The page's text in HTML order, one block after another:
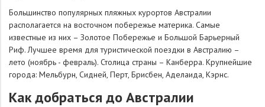
Большинство популярных пляжных курортов Австралии
располагается на восточном побережье материка. Самые
известные из них – Золотое Побережье и Большой Барьерный
Риф. Лучшее время для туристической поездки в Австралию –
лето (ноябрь - февраль). Столица страны – Канберра. Крупнейшие
города: Мельбурн, Сидней, Перт, Брисбен, Аделаида, Кэрнс.
Как добраться до Австралии